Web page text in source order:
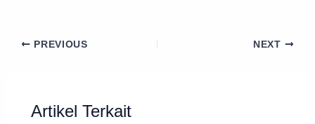
PREVIOUS NEXT
Artikel Terkait